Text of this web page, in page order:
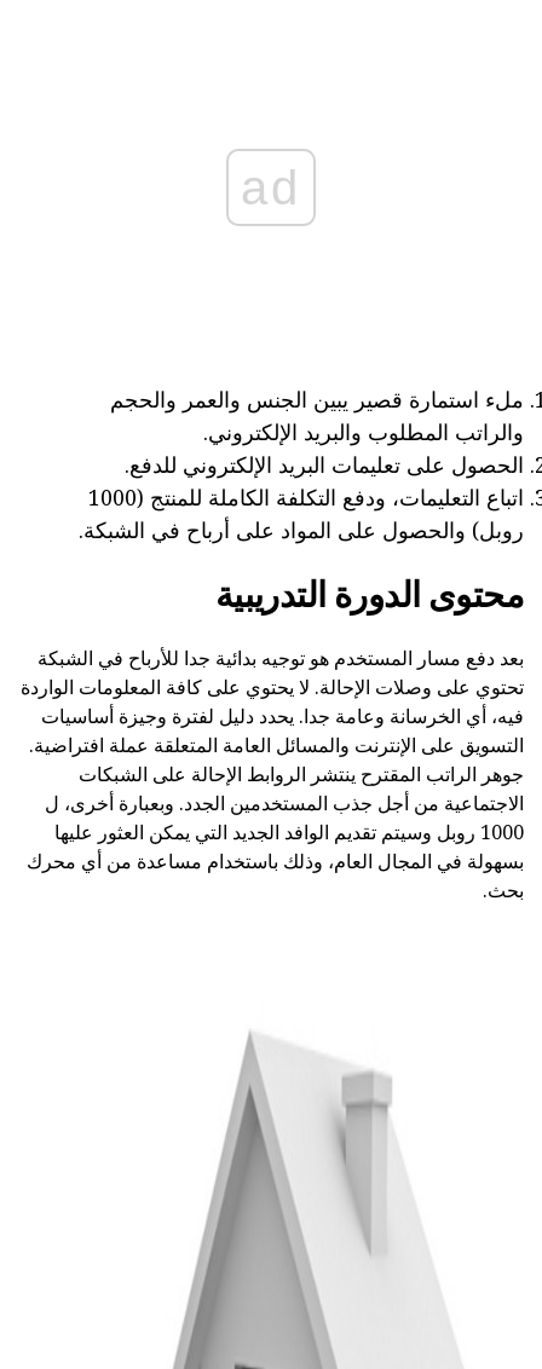
ad
ملء استمارة قصير يبين الجنس والعمر والحجم
والراتب المطلوب والبريد الإلكتروني.
الحصول على تعليمات البريد الإلكتروني للدفع.
اتباع التعليمات، ودفع التكلفة الكاملة للمنتج (1000
روبل) والحصول على المواد على أرباح في الشبكة.
محتوى الدورة التدريبية
بعد دفع مسار المستخدم هو توجيه بدائية جدا للأرباح في الشبكة
تحتوي على وصلات الإحالة. لا يحتوي على كافة المعلومات الواردة
فيه، أي الخرسانة وعامة جدا. يحدد دليل لفترة وجيزة أساسيات
التسويق على الإنترنت والمسائل العامة المتعلقة عملة افتراضية.
جوهر الراتب المقترح ينتشر الروابط الإحالة على الشبكات
الاجتماعية من أجل جذب المستخدمين الجدد. وبعبارة أخرى، ل
1000 روبل وسيتم تقديم الوافد الجديد التي يمكن العثور عليها
بسهولة في المجال العام، وذلك باستخدام مساعدة من أي محرك
بحث.